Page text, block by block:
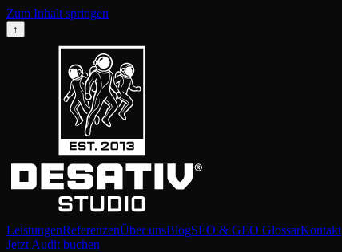
Zum Inhalt springen
↑
LeistungenReferenzenÜber unsBlogSEO & GEO GlossarKontakt
Jetzt Audit buchen